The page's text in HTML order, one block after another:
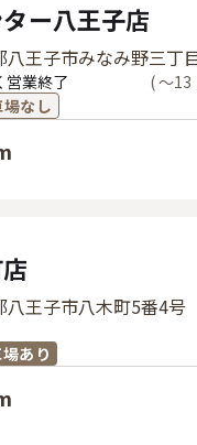
ー八王子店
八王子市みなみ野三
営業終了 (〜13
なし
八王子市八木町5番4号
あり